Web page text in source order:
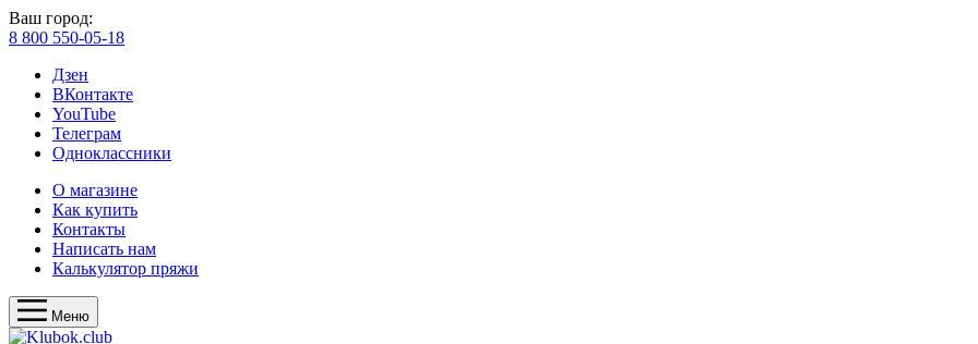
Ваш город:
8 800 550-05-18
Дзен
ВКонтакте
YouTube
Телеграм
Одноклассники
О магазине
Как купить
Контакты
Написать нам
Калькулятор пряжи
Меню